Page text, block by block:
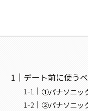
デート前に使う
①パナソニッ
②パナソニッ